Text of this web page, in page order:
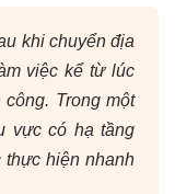
khi chuyển địa
việc kể từ lúc
Trong một
vực có hạ tầng
thực hiện nhanh